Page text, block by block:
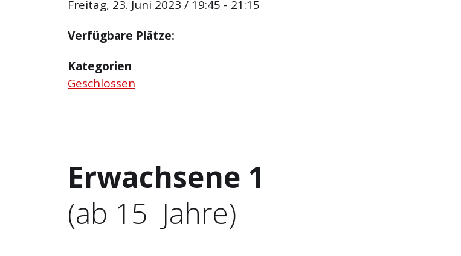
Freitag, 23. Juni 2023 / 19:45 - 21:15
Verfügbare Plätze:
Kategorien
Geschlossen
Erwachsene 1
(ab 15 Jahre)